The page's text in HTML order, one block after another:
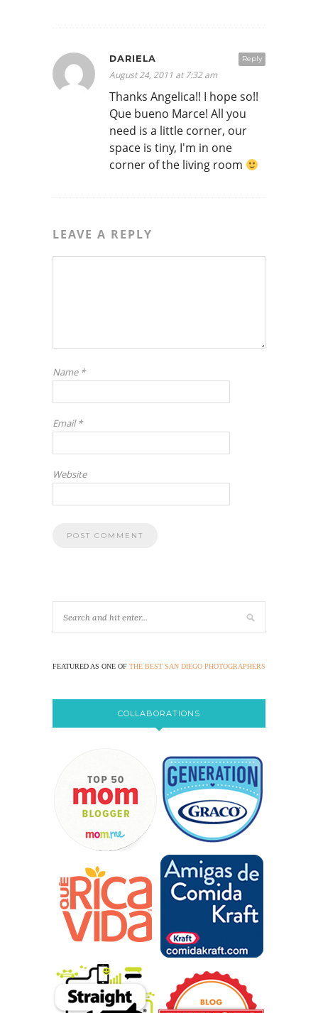
Reply
DARIELA
August 24, 2011 at 7:32 am
Thanks Angelica!! I hope so!!
Que bueno Marce! All you
need is a little corner, our
space is tiny, I'm in one
corner of the living room
LEAVE A REPLY
Name *
Email*
Website
FEATURED AS ONE OF THE BEST SAN DIEGO PHOTOGRAPHERS
COLLABORATIONS